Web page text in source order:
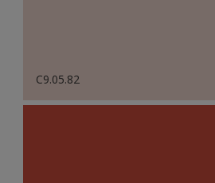
C9.05.82